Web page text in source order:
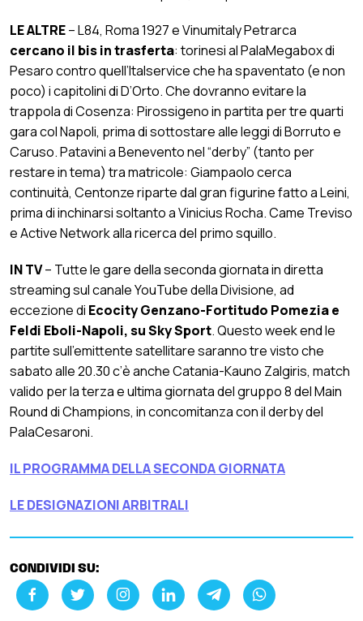
LE ALTRE– L84, Roma 1927 e Vinumitaly Petrarca
cercano il bis in trasferta: torinesi al PalaMegabox di
Pesaro contro quell’Italservice che ha spaventato (e non
poco) i capitolini di D’Orto. Che dovranno evitare la
trappola di Cosenza: Pirossigeno in partita per tre quarti
gara col Napoli, prima di sottostare alle leggi di Borruto e
Caruso. Patavini a Benevento nel “derby” (tanto per
restare in tema) tra matricole: Giampaolo cerca
continuità, Centonze riparte dal gran figurine fatto a Leini,
prima di inchinarsi soltanto a Vinicius Rocha. Came Treviso
e Active Network alla ricerca del primo squillo.
IN TV– Tutte le gare della seconda giornata in diretta
streaming sul canale YouTube della Divisione, ad
eccezione di Ecocity Genzano-Fortitudo Pomezia e
Feldi Eboli-Napoli, su Sky Sport. Questo week end le
partite sull’emittente satellitare saranno tre visto che
sabato alle 20.30 c’è anche Catania-Kauno Zalgiris, match
valido per la terza e ultima giornata del gruppo 8 del Main
Round di Champions, in concomitanza con il derby del
PalaCesaroni.
IL PROGRAMMA DELLA SECONDA GIORNATA
LE DESIGNAZIONI ARBITRALI
CONDIVIDI SU: